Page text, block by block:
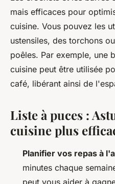
mais efficaces pour
cuisine. Vous pouvez les
ustensiles, des torchons
poêles. Par exemple, une
cuisine peut être utilisée
café, libérant ainsi de
Liste à puces :
cuisine plus
Planifier vos repas à
minutes chaque
peut vous aider à